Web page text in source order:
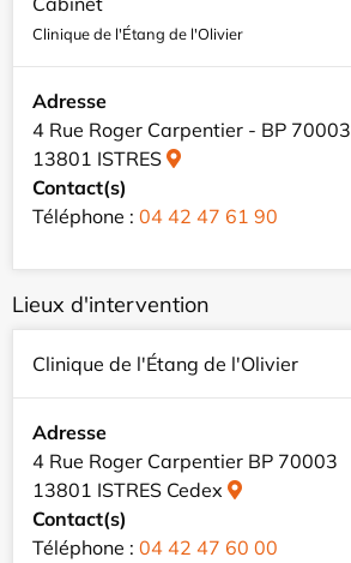
Clinique de l'Étang de l'Olivier
Adresse
4 Rue Roger Carpentier - BP 70003
13801 ISTRES
Contact(s)
Téléphone : 04 42 47 61 90
Lieux d'intervention
Clinique de l'Étang de l'Olivier
Adresse
4 Rue Roger Carpentier BP 70003
13801 ISTRES Cedex
Contact(s)
Téléphone : 04 42 47 60 00